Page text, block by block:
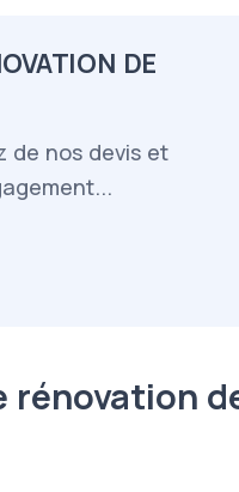
DE
de nos devis et